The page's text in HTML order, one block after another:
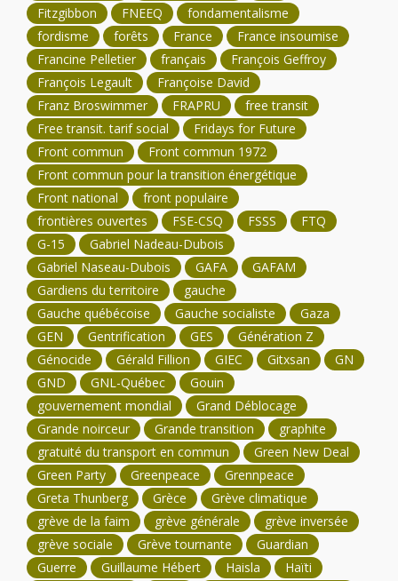
Fitzgibbon
FNEEQ
fondamentalisme
fordisme
forêts France
France insoumise
Francine Pelletier
français
François Geffroy
François Legault
Françoise David
Franz Broswimmer
FRAPRU
free transit
Free transit. tarif social
Fridays for Future
Front commun
Front commun 1972
Front commun pour la transition énergétique
Front national
front populaire
frontières ouvertes
FSE-CSQ FSSS
FTQ
G-15
Gabriel Nadeau-Dubois
Gabriel Naseau-Dubois
GAFA
GAFAM
Gardiens du territoire
gauche
Gauche québécoise
Gauche socialiste
Gaza
GEN
Gentrification GES
Génération Z
Génocide
Gérald Fillion GIEC Gitxsan
GN
GND
GNL-Québec
Gouin
gouvernement mondial
Grand Déblocage
Grande noirceur
Grande transition
graphite
gratuité du transport en commun
Green New Deal
Green Party
Greenpeace
Grennpeace
Greta Thunberg
Grèce
Grève climatique
grève de la faim
grève générale
grève inversée
grève sociale
Grève tournante
Guardian
Guerre
Guillaume Hébert Haisla
Haïti